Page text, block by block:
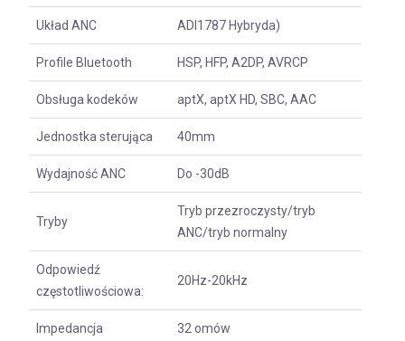
Układ ANC ADI1787 Hybryda)
Profile Bluetooth HSP, HFP, A2DP, AVRCP
Obsługa kodeków aptX, aptX HD, SBC, AAC
Jednostka sterująca 40mm
Wydajność ANC Do -30dB
Tryby
Tryb przezroczysty/tryb
ANC/tryb normalny
Odpowiedź
częstotliwościowa:
20Hz-20kHz
Impedancja 32 omów